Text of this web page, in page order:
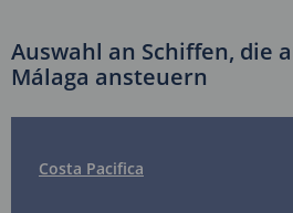
Auswahl an Schiffen, die
Málaga ansteuern
Costa Pacifica